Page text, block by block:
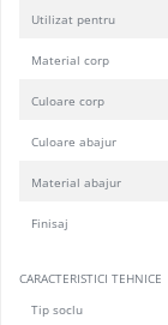
Utilizat pentru
Material corp
Culoare corp
Culoare abajur
Material abajur
Finisaj
CARACTERISTICI TEHNICE
Tip soclu